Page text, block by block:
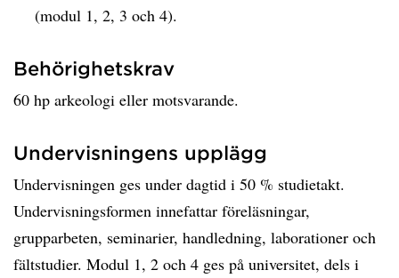
(modul 1, 2, 3 och 4).
Behörighetskrav
60 hp arkeologi eller motsvarande.
Undervisningens upplägg
Undervisningen ges under dagtid i 50 % studietakt.
Undervisningsformen innefattar föreläsningar,
grupparbeten, seminarier, handledning, laborationer och
fältstudier. Modul 1, 2 och 4 ges på universitet, dels i